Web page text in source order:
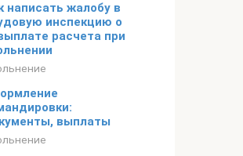
написать жалобу в
инспекцию о
расчета при
выплаты